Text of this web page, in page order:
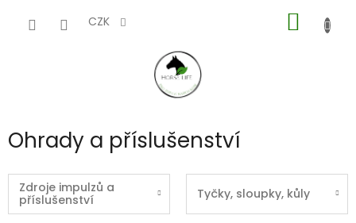
CZK
KOŠÍK
Ohrady a příslušenství
Zdroje impulzů a
příslušenství
Tyčky, sloupky, kůly